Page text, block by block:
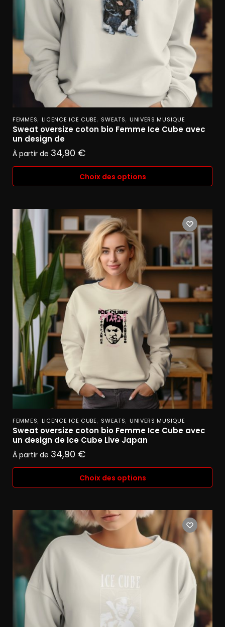
FEMMES, LICENCE ICE CUBE, SWEATS, UNIVERS MUSIQUE
Sweat oversize coton bio Femme Ice Cube avec
un design de
À partir de 34,90 €
Choix des options
FEMMES, LICENCE ICE CUBE, SWEATS, UNIVERS MUSIQUE
Sweat oversize coton bio Femme Ice Cube avec
un design de Ice Cube Live Japan
À partir de 34,90 €
Choix des options